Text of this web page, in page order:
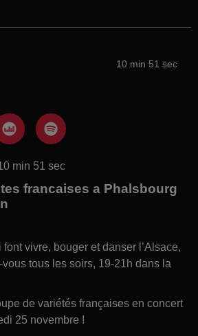
10 min 51 sec
min 51 sec
francaises a Phalsbourg
vivre, bouger et danser l’Alsace,
tous les soirs, 19-21h dans la
de variétés françaises en concert
25 novembre !